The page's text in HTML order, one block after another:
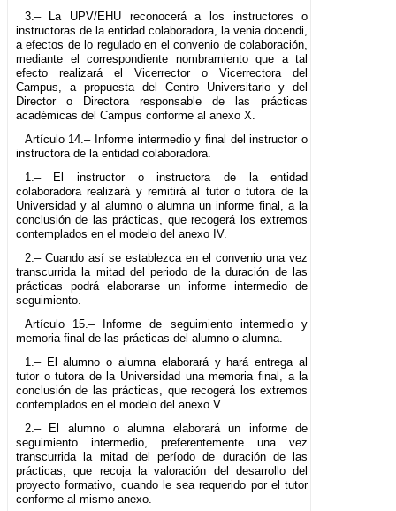
3.– La UPV/EHU reconocerá a los instructores o
instructoras de la entidad colaboradora, la venia docendi,
a efectos de lo regulado en el convenio de colaboración,
mediante el correspondiente nombramiento que a tal
efecto realizará el Vicerrector o Vicerrectora del
Campus, a propuesta del Centro Universitario y del
Director o Directora responsable de las prácticas
académicas del Campus conforme al anexo X.
Artículo 14.– Informe intermedio y final del instructor o
instructora de la entidad colaboradora.
1.– El instructor o instructora de la entidad
colaboradora realizará y remitirá al tutor o tutora de la
Universidad y al alumno o alumna un informe final, a la
conclusión de las prácticas, que recogerá los extremos
contemplados en el modelo del anexo IV.
2.– Cuando así se establezca en el convenio una vez
transcurrida la mitad del periodo de la duración de las
prácticas podrá elaborarse un informe intermedio de
seguimiento.
Artículo 15.– Informe de seguimiento intermedio y
memoria final de las prácticas del alumno o alumna.
1.– El alumno o alumna elaborará y hará entrega al
tutor o tutora de la Universidad una memoria final, a la
conclusión de las prácticas, que recogerá los extremos
contemplados en el modelo del anexo V.
2.– El alumno o alumna elaborará un informe de
seguimiento intermedio, preferentemente una vez
transcurrida la mitad del período de duración de las
prácticas, que recoja la valoración del desarrollo del
proyecto formativo, cuando le sea requerido por el tutor
conforme al mismo anexo.